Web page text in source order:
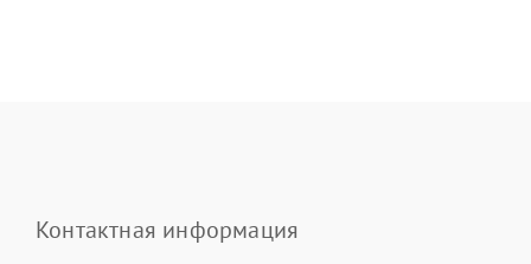
Контактная информация